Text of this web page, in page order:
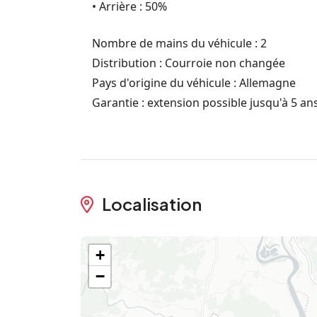
• Arrière : 50%
Nombre de mains du véhicule : 2
Distribution : Courroie non changée
Pays d'origine du véhicule : Allemagne
Garantie : extension possible jusqu'à 5
Localisation
+
−